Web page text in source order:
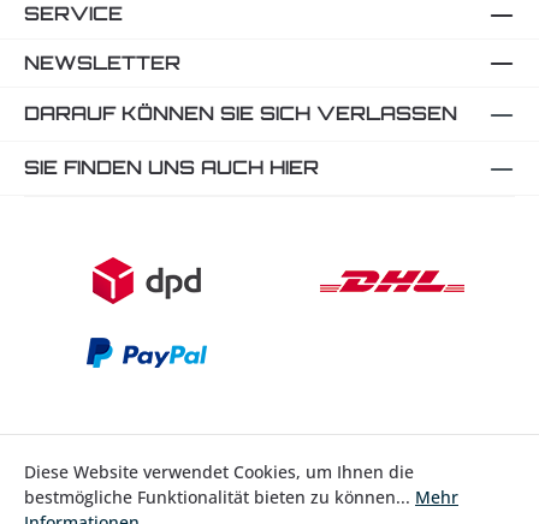
SERVICE
NEWSLETTER
DARAUF KÖNNEN SIE SICH VERLASSEN
SIE FINDEN UNS AUCH HIER
Bestellung widerrufen
Diese Website verwendet Cookies, um Ihnen die
bestmögliche Funktionalität bieten zu können... Mehr